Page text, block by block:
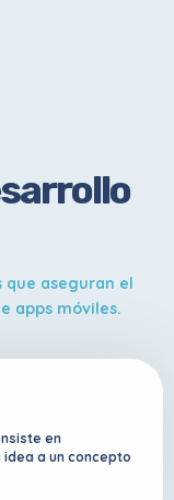
que aseguran el
apps móviles.
en
a un concepto